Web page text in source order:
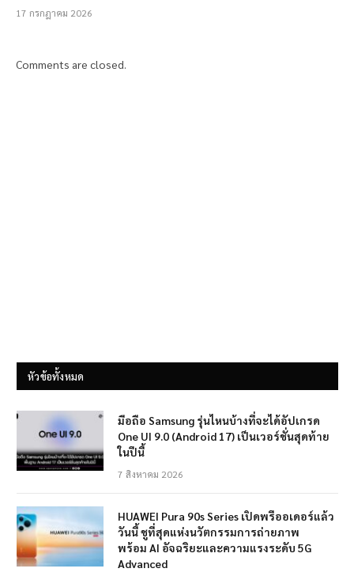
17 กรกฎาคม 2026
Comments are closed.
หัวข้อทั้งหมด
มือถือ Samsung รุ่นไหนบ้างที่จะได้อัปเกรด
One UI 9.0 (Android 17) เป็นเวอร์ชั่นสุดท้าย
ในปีนี้
7 สิงหาคม 2026
HUAWEI Pura 90s Series เปิดพรีออเดอร์แล้ว
วันนี้ ชูที่สุดแห่งนวัตกรรมการถ่ายภาพ
พร้อม AI อัจฉริยะและความแรงระดับ 5G
Advanced